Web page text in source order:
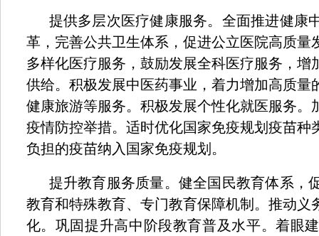
提供多层次医疗健康服务。全面推进健康
革，完善公共卫生体系，促进公立医院高质量
多样化医疗服务，鼓励发展全科医疗服务，增
供给。积极发展中医药事业，着力增加高质量
健康旅游等服务。积极发展个性化就医服务。
疫情防控举措。适时优化国家免疫规划疫苗种
负担的疫苗纳入国家免疫规划。
提升教育服务质量。健全国民教育体系，
教育和特殊教育、专门教育保障机制。推动义
化。巩固提升高中阶段教育普及水平。着眼